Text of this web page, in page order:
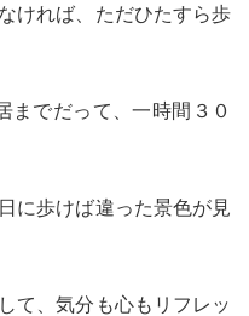
ければ、ただひたすら歩
までだって、一時間３０
に歩けば違った景色が見
て、気分も心もリフレッ